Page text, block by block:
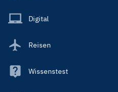
Main
Digital
Reisen
Wissenstest